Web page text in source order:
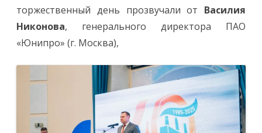
торжественный день прозвучали от Василия
Никонова, генерального директора ПАО
«Юнипро» (г. Москва),